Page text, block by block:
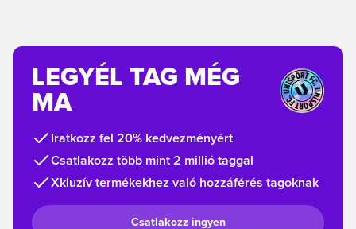
LEGYÉL TAG MÉG
MA
Iratkozz fel 20% kedvezményért
Csatlakozz több mint 2 millió taggal
Xkluzív termékekhez való hozzáférés tagoknak
Csatlakozz ingyen